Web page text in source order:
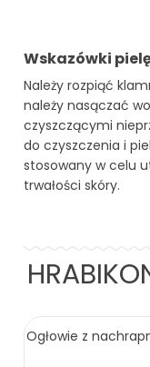
Wskazówki
Należy rozpiąć
należy nasączać
czyszczącymi
do czyszczenia i
stosowany w celu
trwałości skóry.
Ogłowie z